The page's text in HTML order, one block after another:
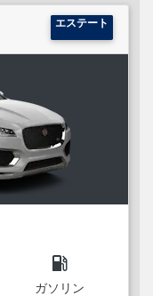
エステート
local_gas_station
ガソリン